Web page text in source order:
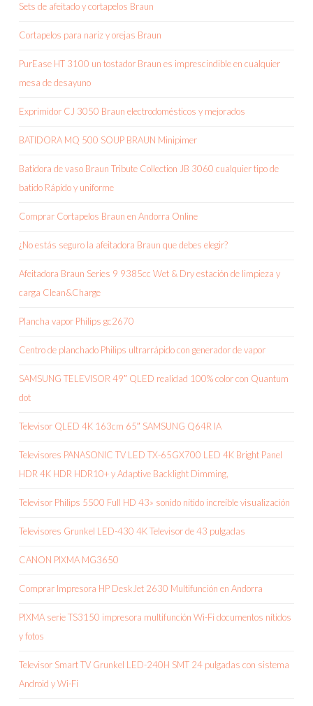
Sets de afeitado y cortapelos Braun
Cortapelos para nariz y orejas Braun
PurEase HT 3100 un tostador Braun es imprescindible en cualquier
mesa de desayuno
Exprimidor CJ 3050 Braun electrodomésticos y mejorados
BATIDORA MQ 500 SOUP BRAUN Minipimer
Batidora de vaso Braun Tribute Collection JB 3060 cualquier tipo de
batido Rápido y uniforme
Comprar Cortapelos Braun en Andorra Online
¿No estás seguro la afeitadora Braun que debes elegir?
Afeitadora Braun Series 9 9385cc Wet & Dry estación de limpieza y
carga Clean&Charge
Plancha vapor Philips gc2670
Centro de planchado Philips ultrarrápido con generador de vapor
SAMSUNG TELEVISOR 49″ QLED realidad 100% color con Quantum
dot
Televisor QLED 4K 163cm 65″ SAMSUNG Q64R IA
Televisores PANASONIC TV LED TX-65GX700 LED 4K Bright Panel
HDR 4K HDR HDR10+ y Adaptive Backlight Dimming,
Televisor Philips 5500 Full HD 43» sonido nítido increíble visualización
Televisores Grunkel LED-430 4K Televisor de 43 pulgadas
CANON PIXMA MG3650
Comprar Impresora HP DeskJet 2630 Multifunción en Andorra
PIXMA serie TS3150 impresora multifunción Wi-Fi documentos nítidos
y fotos
Televisor Smart TV Grunkel LED-240H SMT 24 pulgadas con sistema
Android y Wi-Fi